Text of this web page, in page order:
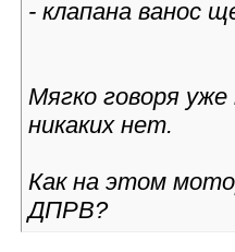
- клапана ванос
Мягко говоря
никаких нет.
Как на этом
ДПРВ?